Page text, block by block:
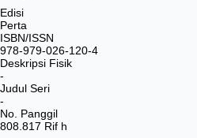
Edisi
Perta
ISBN/ISSN
978-979-026-120-4
Deskripsi Fisik
-
Judul Seri
-
No. Panggil
808.817 Rif h